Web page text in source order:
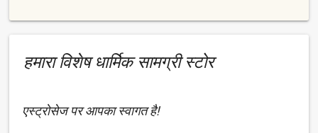
हमारा विशेष धार्मिक सामग्री स्टोर
एस्ट्रोसेज पर आपका स्वागत है!